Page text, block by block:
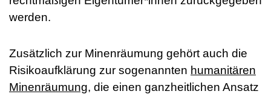
werden.
Zusätzlich zur Minenräumung gehört auch die
Risikoaufklärung zur sogenannten humanitären
Minenräumung, die einen ganzheitlichen Ansatz